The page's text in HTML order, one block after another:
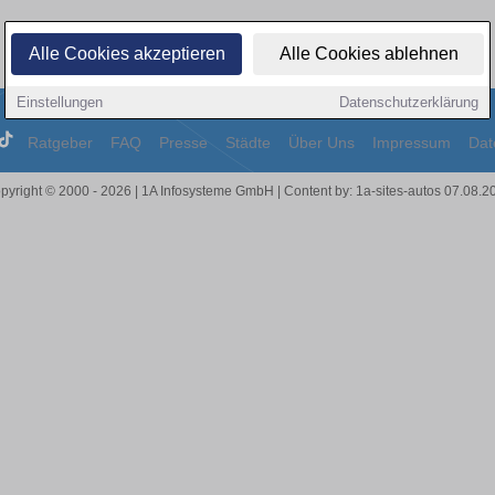
Alle Cookies akzeptieren Alle Cookies ablehnen
Einstellungen Datenschutzerklärung
Ratgeber FAQ Presse Städte Über Uns Impressum
© 2000 - 2026 | 1A Infosysteme GmbH | Content by: 1a-sites-autos